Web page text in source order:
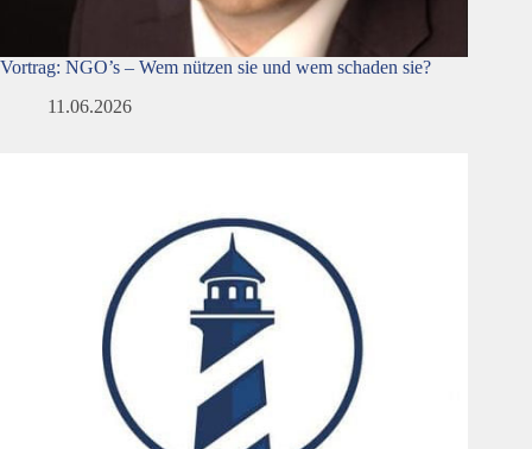
Vortrag: NGO’s – Wem nützen sie und wem schaden sie?
11.06.2026